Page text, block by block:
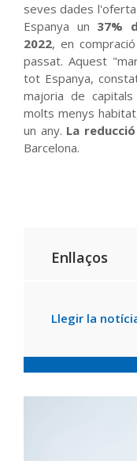
seves dades
Espanya un 37%
2022, en
passat. Aquest
tot Espanya,
majoria de
molts menys
un any. La
Barcelona.
Enllaços
Llegir la